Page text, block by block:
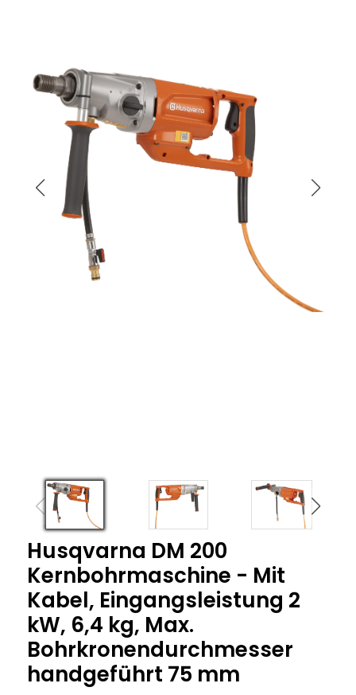
Husqvarna DM 200
Kernbohrmaschine - Mit
Kabel, Eingangsleistung 2
kW, 6,4 kg, Max.
Bohrkronendurchmesser
handgeführt 75 mm